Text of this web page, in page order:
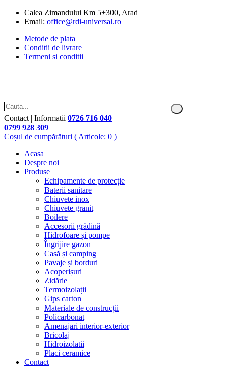
Calea Zimandului Km 5+300, Arad
Email: office@rdi-universal.ro
Metode de plata
Conditii de livrare
Termeni si conditii
Contact | Informatii 0726 716 040
0799 928 309
Coșul de cumpărături ( Articole: 0 )
Acasa
Despre noi
Produse
Echipamente de protecție
Baterii sanitare
Chiuvete inox
Chiuvete granit
Boilere
Accesorii grădină
Hidrofoare și pompe
Îngrijire gazon
Casă și camping
Pavaje și borduri
Acoperișuri
Zidărie
Termoizolații
Gips carton
Materiale de construcții
Policarbonat
Amenajari interior-exterior
Bricolaj
Hidroizolatii
Placi ceramice
Contact